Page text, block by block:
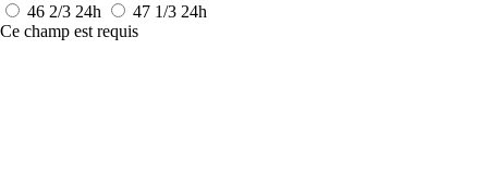
46 2/3 24h 47 1/3 24h
Ce champ est requis